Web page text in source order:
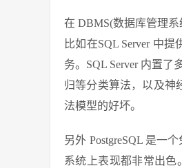
在 DBMS(数据库管理
比如在SQL Server 中
务。SQL Server 内置
归等分类算法，以及神
法模型的好坏。
另外 PostgreSQL 是一
系统上表现都非常出色